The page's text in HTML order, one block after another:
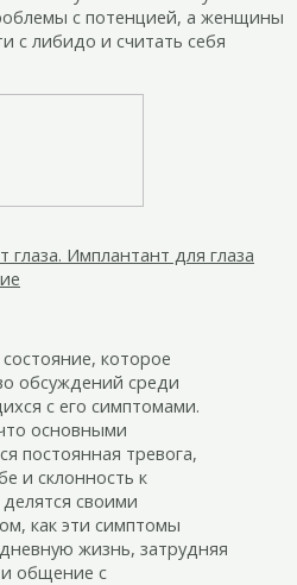
с потенцией, а женщины
с либидо и считать себя
глаза. Имплантант для глаза
которое
обсуждений среди
с его симптомами.
основными
постоянная тревога,
и склонность к
своими
как эти симптомы
жизнь, затрудняя
общение с